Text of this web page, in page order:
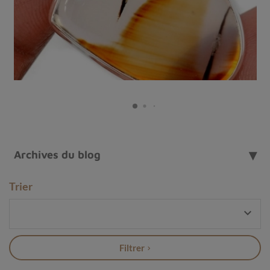
Histoire et origines de la calcédoine d'eau
Archives du blog
Trier

Filtrer